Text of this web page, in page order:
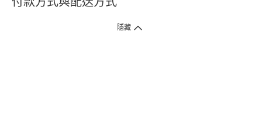
隱藏